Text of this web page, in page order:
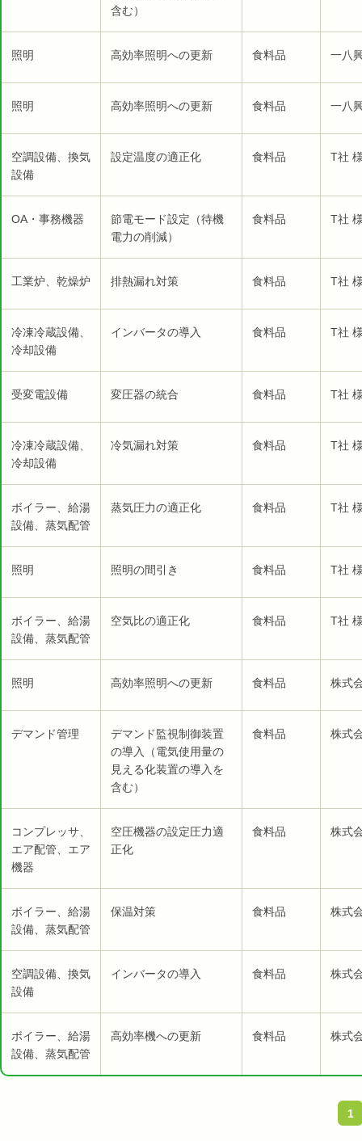
含む）
照明 高効率照明への更新 食料品 一八
照明 高効率照明への更新 食料品 一八
空調設備、換気
設備
設定温度の適正化 食料品 T社
OA・事務機器
節電モード設定（待機
電力の削減）
食料品 T社
工業炉、乾燥炉 排熱漏れ対策 食料品 T社
冷凍冷蔵設備、
冷却設備
インバータの導入 食料品 T社
受変電設備 変圧器の統合 食料品 T社
冷凍冷蔵設備、
冷却設備
冷気漏れ対策 食料品 T社
ボイラー、給湯
設備、蒸気配管
蒸気圧力の適正化 食料品 T社
照明 照明の間引き 食料品 T社
ボイラー、給湯
設備、蒸気配管
空気比の適正化 食料品 T社
照明 高効率照明への更新 食料品 株式
デマンド管理
デマンド監視制御装置
の導入（電気使用量の
見える化装置の導入を
含む）
食料品 株式
コンプレッサ、
エア配管、エア
機器
空圧機器の設定圧力適
正化
食料品 株式
ボイラー、給湯
設備、蒸気配管
保温対策 食料品 株式
空調設備、換気
設備
インバータの導入 食料品 株式
ボイラー、給湯
設備、蒸気配管
高効率機への更新 食料品 株式
1